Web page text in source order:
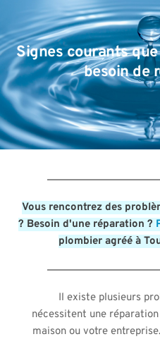
Signes courants
besoin de
Vous rencontrez des
? Besoin d'une réparation ?
plombier agréé à
Il existe plusieurs
nécessitent une
maison ou votre